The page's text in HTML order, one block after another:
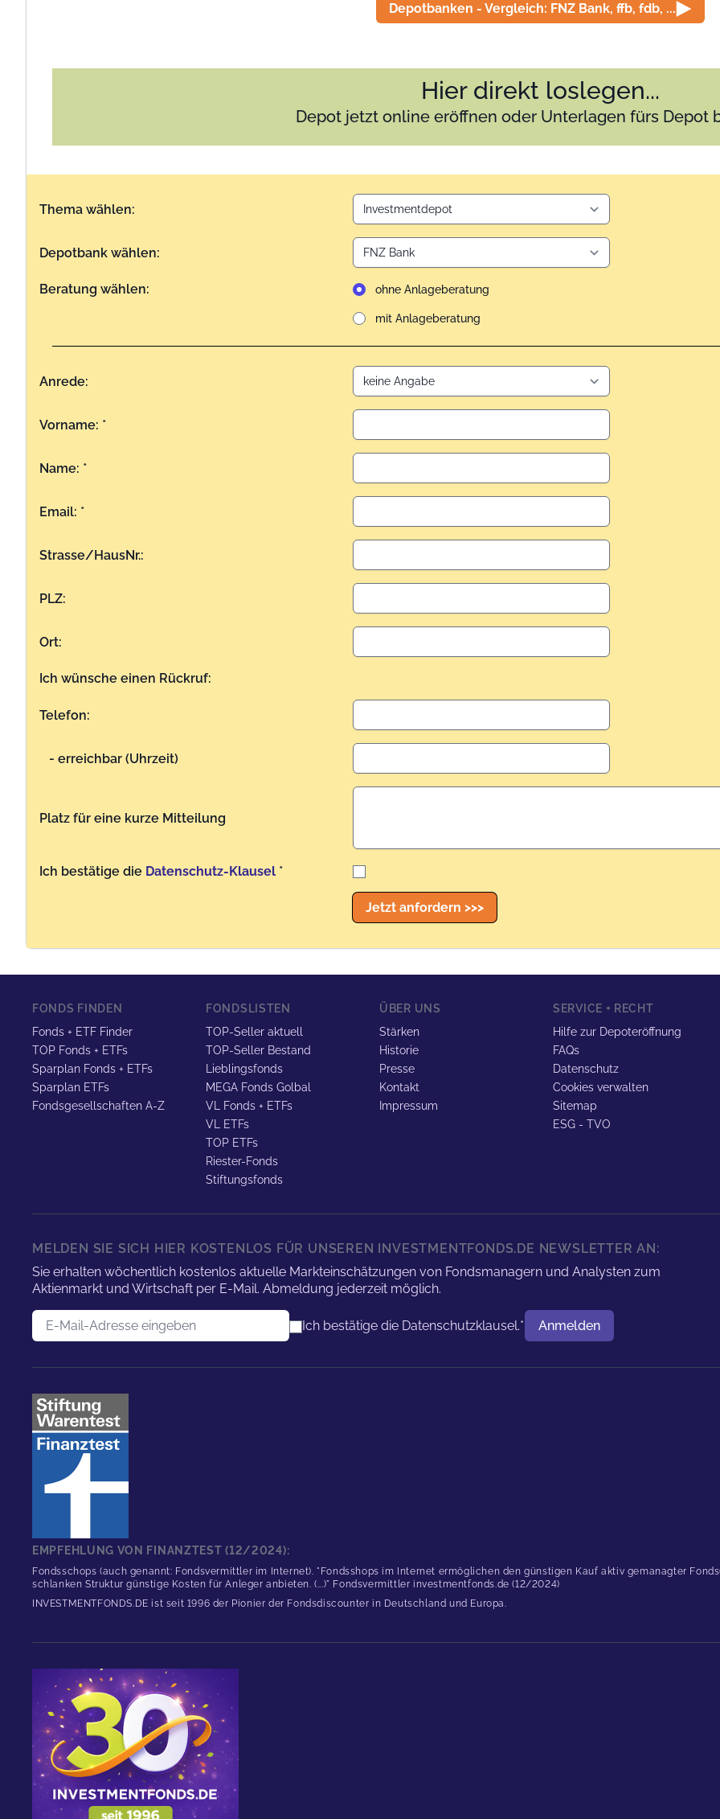
Depotbanken - Vergleich: FNZ Bank, ffb, fdb, ...
Hier direkt loslegen...
Depot jetzt online eröffnen oder Unterlagen fürs Depot
Thema wählen:
Depotbank wählen:
Beratung wählen: ohne Anlageberatung
mit Anlageberatung
Anrede:
Vorname: *
Name: *
Email: *
Strasse/HausNr.:
PLZ:
Ort:
Ich wünsche einen Rückruf:
Telefon:
- erreichbar (Uhrzeit)
Platz für eine kurze Mitteilung
Benutzername
Ich bestätige die Datenschutz-Klausel *
Jetzt anfordern >>>
FONDS FINDEN
Fonds + ETF Finder
TOP Fonds + ETFs
Sparplan Fonds + ETFs
Sparplan ETFs
Fondsgesellschaften A-Z
FONDSLISTEN
TOP-Seller aktuell
TOP-Seller Bestand
Lieblingsfonds
MEGA Fonds Golbal
VL Fonds + ETFs
VL ETFs
TOP ETFs
Riester-Fonds
Stiftungsfonds
ÜBER UNS
Stärken
Historie
Presse
Kontakt
Impressum
SERVICE + RECHT
Hilfe zur Depoteröffnung
FAQs
Datenschutz
Cookies verwalten
Sitemap
ESG - TVO
MELDEN SIE SICH HIER KOSTENLOS FÜR UNSEREN INVESTMENTFONDS.DE NEWSLETTER AN:
Sie erhalten wöchentlich kostenlos aktuelle Markteinschätzungen von Fondsmanagern und Analysten zum
Aktienmarkt und Wirtschaft per E-Mail. Abmeldung jederzeit möglich.
E-Mail-Adresse
Ich bestätige die Datenschutzklausel.* Benutzername
Anmelden
EMPFEHLUNG VON FINANZTEST (12/2024):
Fondsschops (auch genannt: Fondsvermittler im Internet). "Fondsshops im Internet ermöglichen den günstigen Kauf aktiv gemanagter
schlanken Struktur günstige Kosten für Anleger anbieten. (...)" Fondsvermittler investmentfonds.de (12/2024)
INVESTMENTFONDS.DE ist seit 1996 der Pionier der Fondsdiscounter in Deutschland und Europa.